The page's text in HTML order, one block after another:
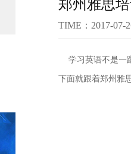
郑州雅思
TIME：2017-07-
学习英语不是一
下面就跟着郑州雅